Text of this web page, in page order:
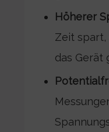
Höherer
Zeit spart,
das Gerät